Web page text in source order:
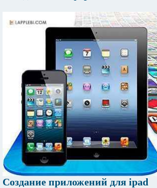
Создание приложений для ipad